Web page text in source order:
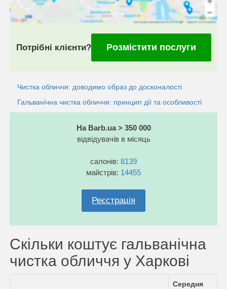
Потрібні клієнти? Розмістити послуги
Чистка обличчя: доводимо образ до досконалості
Гальванічна чистка обличчя: принцип дії та особливості
На Barb.ua > 350 000
відвідувачів в місяць
салонів: 8139
майстрів: 14455
Реєстрація
Скільки коштує гальванічна
чистка обличчя у Харкові
Середня